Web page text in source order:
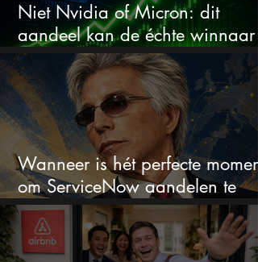
Niet Nvidia of Micron: dit
aandeel kan de échte winnaar
van de AI-race worden
Wanneer is hét perfecte moment
om ServiceNow aandelen te
kopen?